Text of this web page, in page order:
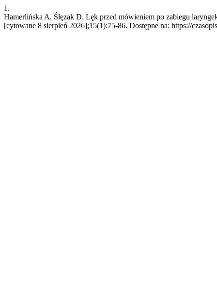
1.
Hamerlińska A, Ślęzak D. Lęk przed mówieniem po zabiegu
[cytowane 8 sierpień 2026];15(1):75-86. Dostępne na: https://